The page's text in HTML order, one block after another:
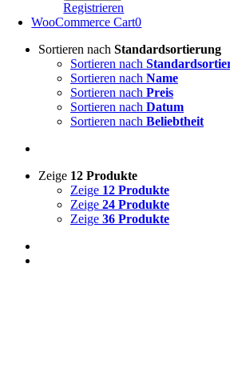
Registrieren
WooCommerce Cart0
Sortieren nach Standardsortierung
Sortieren nach
Sortieren nach Name
Sortieren nach Preis
Sortieren nach Datum
Sortieren nach Beliebtheit
Zeige 12 Produkte
Zeige 12 Produkte
Zeige 24 Produkte
Zeige 36 Produkte